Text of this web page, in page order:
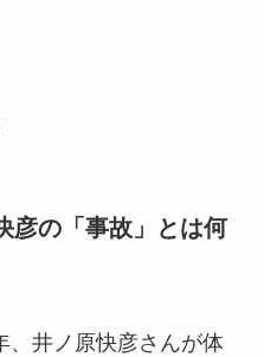
彦の「事故」とは何
井ノ原快彦さんが体